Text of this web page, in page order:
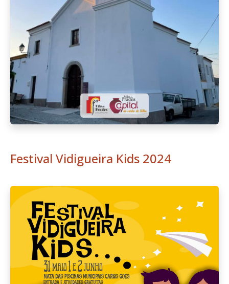
Festival Vidigueira Kids 2024